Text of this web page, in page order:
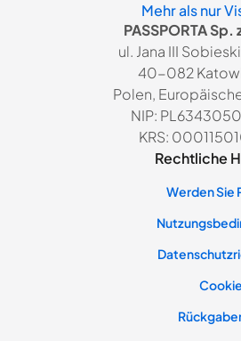
Mehr als nur
PASSPORTA Sp.
ul. Jana III
40-082
Polen,
NIP:
KRS:
Rechtliche
Werden Sie